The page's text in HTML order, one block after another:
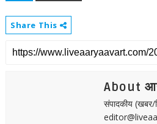
Share This
About
संपादकीय (खबर/